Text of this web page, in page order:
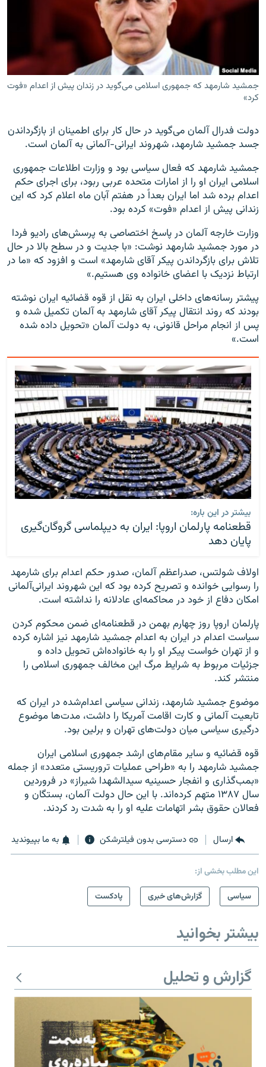
زبان‌های دیگر
جمشید شارمهد که جمهوری اسلامی می‌گوید در زندان پیش از اعدام «فوت
کرد»
دولت فدرال آلمان می‌گوید در حال کار برای اطمینان از بازگرداندن
جسد جمشید شارمهد، شهروند ایرانی−آلمانی به آلمان است.
جمشید شارمهد که فعال سیاسی بود و وزارت اطلاعات جمهوری
اسلامی ایران او را از امارات متحده عربی ربود، برای اجرای حکم
اعدام برده شد اما ایران بعداً در هفتم آبان ماه اعلام کرد که این
زندانی پیش از اعدام «فوت» کرده بود.
وزارت خارجه آلمان در پاسخ اختصاصی به پرسش‌های رادیو فردا
در مورد جمشید شارمهد نوشت: «با جدیت و در سطح بالا در حال
تلاش برای بازگرداندن پیکر آقای شارمهد» است و افزود که «ما در
ارتباط نزدیک با اعضای خانواده وی هستیم.»
پیشتر رسانه‌های داخلی ایران به نقل از قوه قضائیه ایران نوشته
بودند که روند انتقال پیکر آقای شارمهد به آلمان تکمیل شده و
پس از انجام مراحل قانونی، به دولت آلمان «تحویل داده شده
است.»
بیشتر در این باره:
قطعنامه پارلمان اروپا: ایران به دیپلماسی گروگان‌گیری
پایان دهد
اولاف شولتس، صدراعظم آلمان، صدور حکم اعدام برای شارمهد
را رسوایی خوانده و تصریح کرده بود که این شهروند ایرانی‌آلمانی
امکان دفاع از خود در محاکمه‌ای عادلانه را نداشته است.
پارلمان اروپا روز چهارم بهمن در قطعنامه‌ای ضمن محکوم کردن
سیاست اعدام در ایران به اعدام جمشید شارمهد نیز اشاره کرده
و از تهران خواست پیکر او را به خانواده‌اش تحویل داده و
جزئیات مربوط به شرایط مرگ این مخالف جمهوری اسلامی را
منتشر کند.
موضوع جمشید شارمهد، زندانی سیاسی اعدام‌شده در ایران که
تابعیت آلمانی و کارت اقامت آمریکا را داشت، مدت‌ها موضوع
درگیری سیاسی میان دولت‌های تهران و برلین بود.
قوه قضائیه و سایر مقام‌های ارشد جمهوری اسلامی ایران
جمشید شارمهد را به «طراحی عملیات تروریستی متعدد» از جمله
«بمب‌گذاری و انفجار حسینیه سیدالشهدا شیراز» در فروردین
سال ۱۳۸۷ متهم کرده‌اند. با این حال دولت آلمان، بستگان و
فعالان حقوق بشر اتهامات علیه او را به شدت رد کردند.
ارسال دسترسی بدون فیلترشکن به ما بپیوندید
این مطلب بخشی از:
سیاسی
گزارش‌های خبری پادکست
بیشتر بخوانید
گزارش و تحلیل